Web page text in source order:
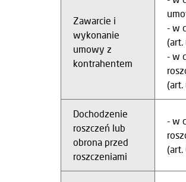
Zawarcie i
wykonanie
umowy z
kontrahentem
- w
(art.
- w
(art.
Dochodzenie
roszczeń lub
obrona przed
roszczeniami
- w
(art.